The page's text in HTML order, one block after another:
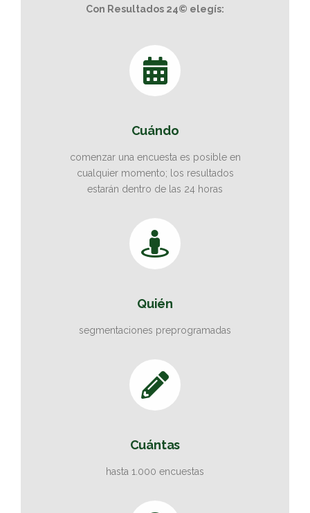
Con Resultados 24© elegís:
Cuándo
comenzar una encuesta es posible en
cualquier momento; los resultados
estarán dentro de las 24 horas
Quién
segmentaciones preprogramadas
Cuántas
hasta 1.000 encuestas